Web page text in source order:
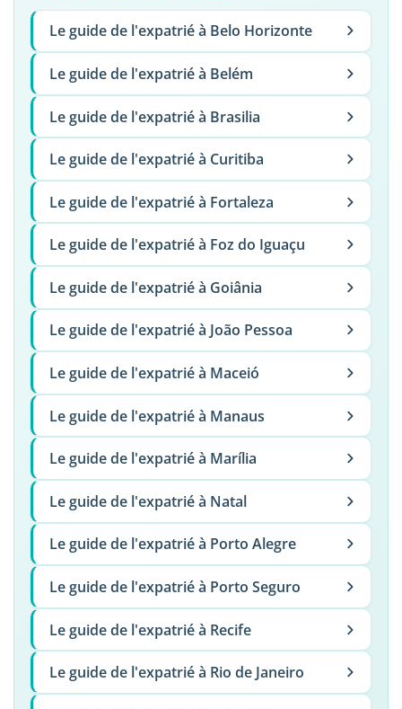
Le guide de l'expatrié à Belo Horizonte
Le guide de l'expatrié à Belém
Le guide de l'expatrié à Brasilia
Le guide de l'expatrié à Curitiba
Le guide de l'expatrié à Fortaleza
Le guide de l'expatrié à Foz do Iguaçu
Le guide de l'expatrié à Goiânia
Le guide de l'expatrié à João Pessoa
Le guide de l'expatrié à Maceió
Le guide de l'expatrié à Manaus
Le guide de l'expatrié à Marília
Le guide de l'expatrié à Natal
Le guide de l'expatrié à Porto Alegre
Le guide de l'expatrié à Porto Seguro
Le guide de l'expatrié à Recife
Le guide de l'expatrié à Rio de Janeiro